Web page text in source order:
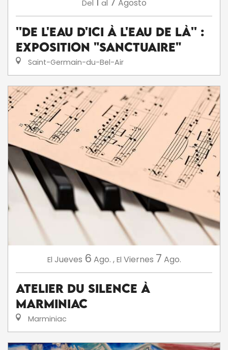
Del al Agosto
''De l'eau d'ici à l'eau de là'' :
exposition "Sanctuaire"
Saint-Germain-du-Bel-Air
El Jueves 6 Ago. ,El Viernes 7 Ago.
Atelier du silence à
Marminiac
Marminiac